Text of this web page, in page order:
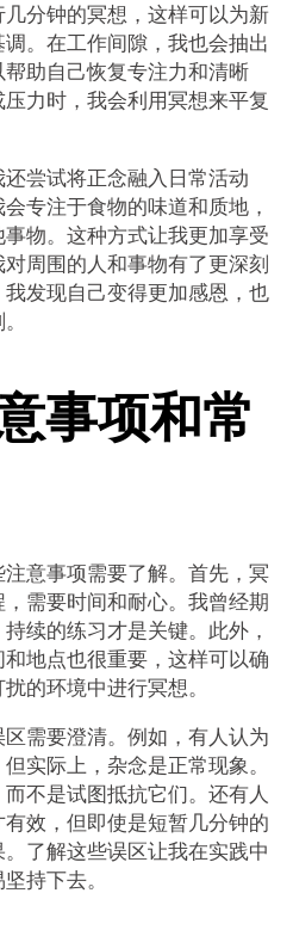
分钟的冥想，这样可以为新
。在工作间隙，我也会抽出
助自己恢复专注力和清晰
力时，我会利用冥想来平复
尝试将正念融入日常活动
专注于食物的味道和质地，
物。这种方式让我更加享受
周围的人和事物有了更深刻
发现自己变得更加感恩，也
事项和常
意事项需要了解。首先，冥
需要时间和耐心。我曾经期
续的练习才是关键。此外，
地点也很重要，这样可以确
的环境中进行冥想。
需要澄清。例如，有人认为
实际上，杂念是正常现象。
不是试图抵抗它们。还有人
效，但即使是短暂几分钟的
了解这些误区让我在实践中
持下去。